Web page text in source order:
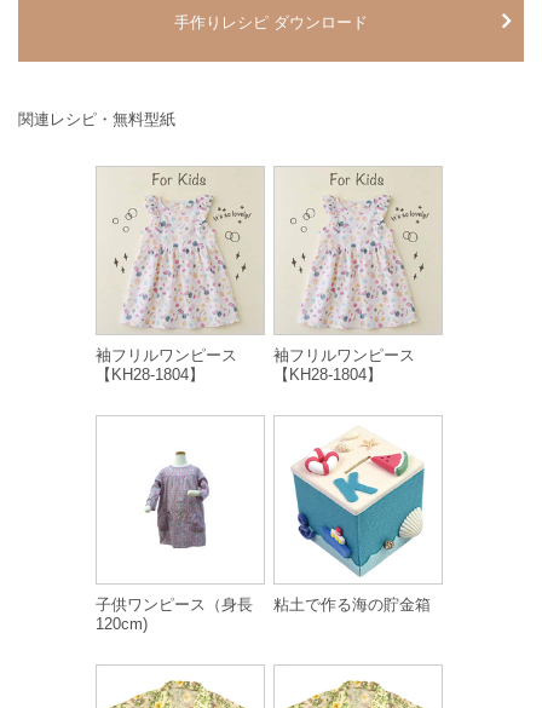
手作りレシピ ダウンロード
関連レシピ・無料型紙
袖フリルワンピース
【KH28-1804】
袖フリルワンピース
【KH28-1804】
子供ワンピース（身長
120cm)
粘土で作る海の貯金箱